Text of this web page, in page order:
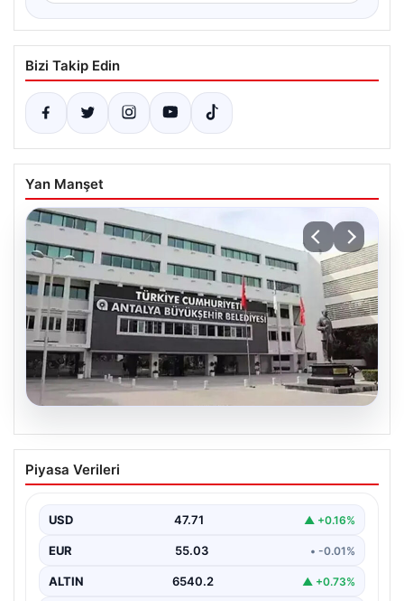
Bizi Takip Edin
Yan Manşet
06.08.2026
Antalya’daki yolsuzluk soruşturmasında
iki yeni gözaltı
Piyasa Verileri
USD 47.71 ▲ +0.16%
EUR 55.03 • -0.01%
ALTIN 6540.2 ▲ +0.73%